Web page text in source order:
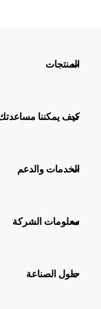
المنتجات
كيف يمكننا
الخدمات والدعم
معلومات الشركة
حلول الصناعة